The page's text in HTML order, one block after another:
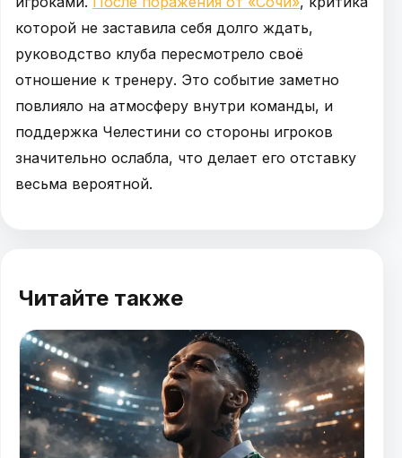
которой не заставила себя долго ждать,
руководство клуба пересмотрело своё
отношение к тренеру. Это событие заметно
повлияло на атмосферу внутри команды, и
поддержка Челестини со стороны игроков
значительно ослабла, что делает его отставку
весьма вероятной.
Читайте также